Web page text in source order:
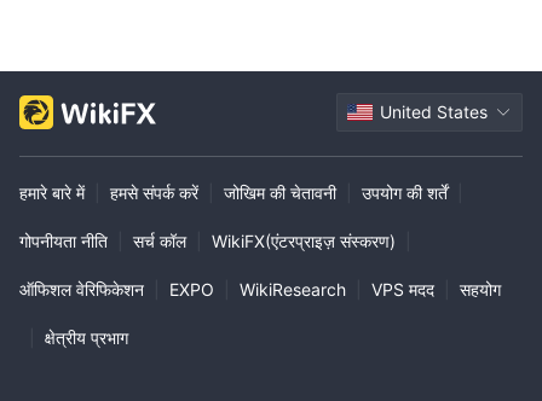
United States
हमारे बारे में हमसे संपर्क करें जोखिम की चेतावनी उपयोग की शर्तें
गोपनीयता नीति सर्च कॉल WikiFX(एंटरप्राइज़ संस्करण)
ऑफिशल वेरिफिकेशन EXPO WikiResearch VPS मदद सहयोग
क्षेत्रीय प्रभाग